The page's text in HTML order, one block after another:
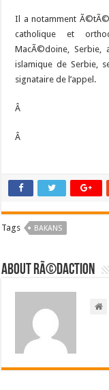
Il a notamment
catholique et
MacÃ©doine,
islamique de Serbie,
signataire de l’appel.
Â
Â
Tags BAKANS
About RÃ©daction